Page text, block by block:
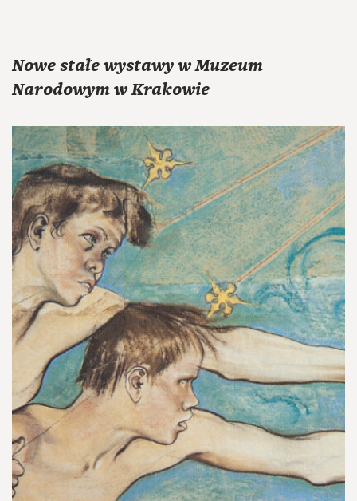
Nowe stałe wystawy w Muzeum
Narodowym w Krakowie